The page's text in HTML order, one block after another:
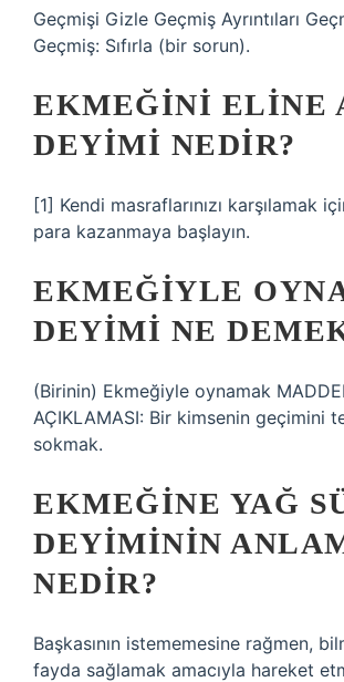
Geçmişi Gizle Geçmiş Ayrıntıları
Geçmiş: Sıfırla (bir sorun).
EKMEĞINI ELINE
DEYIMI NEDIR?
[1] Kendi masraflarınızı karşılamak
para kazanmaya başlayın.
EKMEĞIYLE
DEYIMI NE
(Birinin) Ekmeğiyle oynamak
AÇIKLAMASI: Bir kimsenin geçimini
sokmak.
EKMEĞINE YAĞ
DEYIMININ
NEDIR?
Başkasının istememesine rağmen,
fayda sağlamak amacıyla hareket